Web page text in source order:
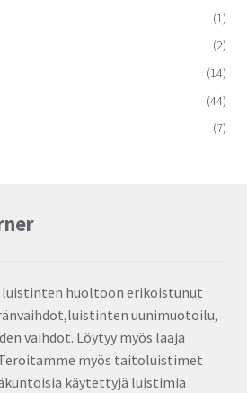
(1)
(2)
(14)
(44)
(7)
luistinten huoltoon erikoistunut
uunimuotoilu,
vaihdot. Löytyy myös laaja
myös taitoluistimet
käytettyjä luistimia